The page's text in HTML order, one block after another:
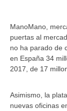
ManoMano,
puertas al
no ha parado de
en España 34
2017, de 17
Asimismo, la
nuevas oficinas